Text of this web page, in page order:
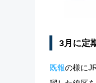
3月に定
既報の様に